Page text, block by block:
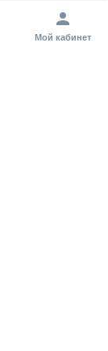
Мой кабинет